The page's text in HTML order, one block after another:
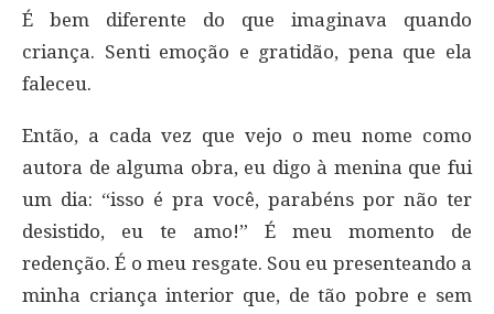
É bem diferente do que imaginava quando
criança. Senti emoção e gratidão, pena que ela
faleceu.
Então, a cada vez que vejo o meu nome como
autora de alguma obra, eu digo à menina que fui
um dia: “isso é pra você, parabéns por não ter
desistido, eu te amo!” É meu momento de
redenção. É o meu resgate. Sou eu presenteando a
minha criança interior que, de tão pobre e sem